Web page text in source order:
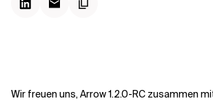
Wir freuen uns, Arrow 1.2.0-RC zusammen